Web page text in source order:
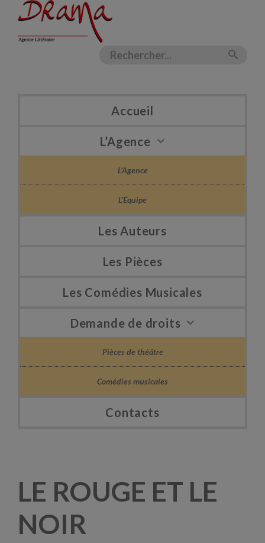
Accueil
L’Agence
L’Agence
L’Équipe
Les Auteurs
Les Pièces
Les Comédies Musicales
Demande de droits
Pièces de théâtre
Comédies musicales
Contacts
LE ROUGE ET LE
NOIR